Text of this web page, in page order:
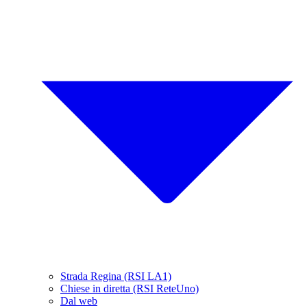
Strada Regina (RSI LA1)
Chiese in diretta (RSI ReteUno)
Dal web